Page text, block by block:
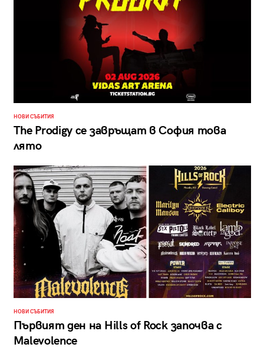
НОВИ СЪБИТИЯ
The Prodigy се завръщат в София това
лято
НОВИ СЪБИТИЯ
Първият ден на Hills of Rock започва с
Malevolence